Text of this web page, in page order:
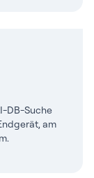
DB-Suche
am